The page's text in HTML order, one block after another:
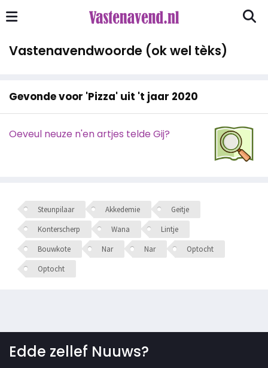
Vastenavendwoorde (ok wel tèks)
Gevonde voor 'Pizza' uit 't jaar 2020
Oeveul neuze n'en artjes telde Gij?
Steunpilaar Akkedemie
Geitje
Konterscherp
Wana
Lintje
Bouwkote
Nar Nar
Optocht
Optocht
Edde zellef Nuuws?